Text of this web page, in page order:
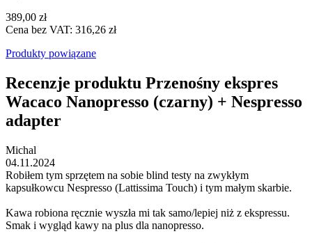
389,00 zł
Cena bez VAT: 316,26 zł
Produkty powiązane
Recenzje produktu Przenośny ekspres
Wacaco Nanopresso (czarny) + Nespresso
adapter
Michal
04.11.2024
Robiłem tym sprzętem na sobie blind testy na zwykłym
kapsułkowcu Nespresso (Lattissima Touch) i tym małym skarbie.
Kawa robiona ręcznie wyszła mi tak samo/lepiej niż z ekspressu.
Smak i wygląd kawy na plus dla nanopresso.